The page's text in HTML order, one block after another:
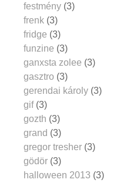
festmény (3)
frenk (3)
fridge (3)
funzine (3)
ganxsta zolee (3)
gasztro (3)
gerendai károly (3)
gif (3)
gozth (3)
grand (3)
gregor tresher (3)
gödör (3)
halloween 2013 (3)